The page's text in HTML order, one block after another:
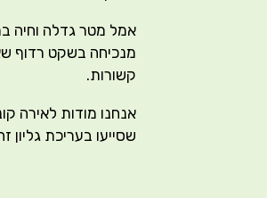
אמל מטר גדלה וחיה
מנכיחה בשקט רדוף
קשורות.
אנחנו מודות לאירה
שסייעו בעריכת גליון